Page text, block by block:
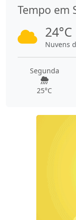
Tempo em
24°C
Nuvens
Segunda
25°C